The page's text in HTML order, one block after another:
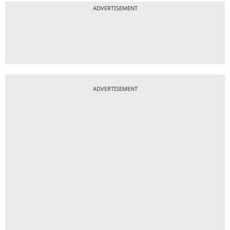
ADVERTISEMENT
ADVERTISEMENT